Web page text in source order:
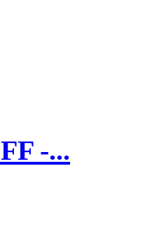
-...